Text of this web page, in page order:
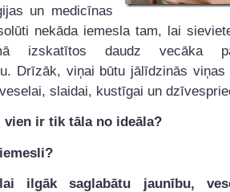
un medicīnas
nekāda iemesla tam, lai
izskatītos daudz vecāka
Drīzāk, viņai būtu jālīdzinās viņas
slaidai, kustīgai un
vien ir tik tāla no ideāla?
ilgāk saglabātu jaunību,